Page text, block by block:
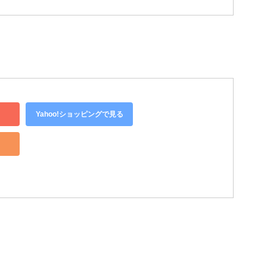
Yahoo!ショッピングで見る